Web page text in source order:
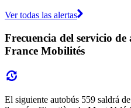
Ver todas las alertas
Frecuencia del servicio
France Mobilités
El siguiente autobús 559 saldrá